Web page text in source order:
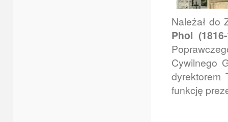
Należał do
Phol
Cywilnego
dyrektorem
funkcję